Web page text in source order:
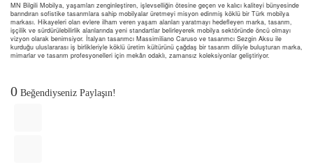
MN Bilgili Mobilya, yaşamları zenginleştiren, işlevselliğin ötesine geçen ve kalıcı kaliteyi bünyesinde
barındıran sofistike tasarımlara sahip mobilyalar üretmeyi misyon edinmiş köklü bir Türk mobilya
markası. Hikayeleri olan evlere ilham veren yaşam alanları yaratmayı hedefleyen marka, tasarım,
işçilik ve sürdürülebilirlik alanlarında yeni standartlar belirleyerek mobilya sektöründe öncü olmayı
vizyon olarak benimsiyor. İtalyan tasarımcı Massimiliano Caruso ve tasarımcı Sezgin Aksu ile
kurduğu uluslararası iş birlikleriyle köklü üretim kültürünü çağdaş bir tasarım diliyle buluşturan marka,
mimarlar ve tasarım profesyonelleri için mekân odaklı, zamansız koleksiyonlar geliştiriyor.
0 Beğendiyseniz Paylaşın!